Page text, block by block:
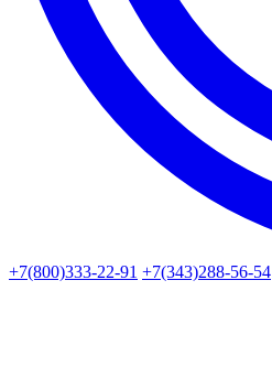
+7(800)333-22-91 +7(343)288-56-54